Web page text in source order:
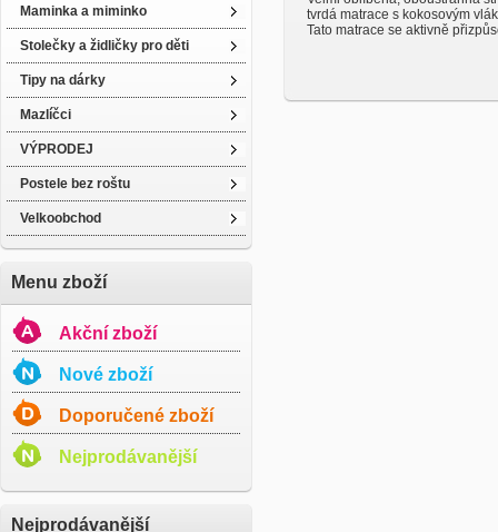
Maminka a miminko
Stolečky a židličky pro děti
Tipy na dárky
Mazlíčci
VÝPRODEJ
Postele bez roštu
Velkoobchod
Menu zboží
Akční zboží
Nové zboží
Doporučené zboží
Nejprodávanější
Nejprodávanější
tvrdá matrace s kokosovým
Tato matrace se aktivně